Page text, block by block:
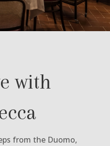
with
from the Duomo,